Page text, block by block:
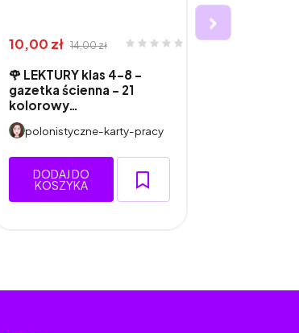
10,00 zł 14,00 zł
🌹 LEKTURY klas 4–8 –
gazetka ścienna - 21
kolorowy…
polonistyczne-karty-pracy
DODAJ DO
KOSZYKA